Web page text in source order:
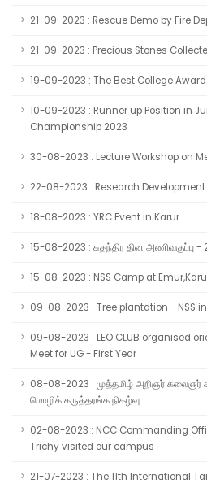
21-09-2023 : Rescue Demo by Fire
21-09-2023 : Precious Stones
19-09-2023 : The Best College Award
10-09-2023 : Runner up Position in
Championship 2023
30-08-2023 : Lecture Workshop on
22-08-2023 : Research Development
18-08-2023 : YRC Event in Karur
15-08-2023 : சுதந்திர தின அணிவகுப்பு -
15-08-2023 : NSS Camp at
09-08-2023 : Tree plantation - NSS
09-08-2023 : LEO CLUB organised
Meet for UG - First Year
08-08-2023 : முத்தமிழ் அறிஞர் கலைஞர்
மொழிக் கருத்தரங்க நிகழ்வு
02-08-2023 : NCC Commanding
Trichy visited our campus
21-07-2023 : The 11th International